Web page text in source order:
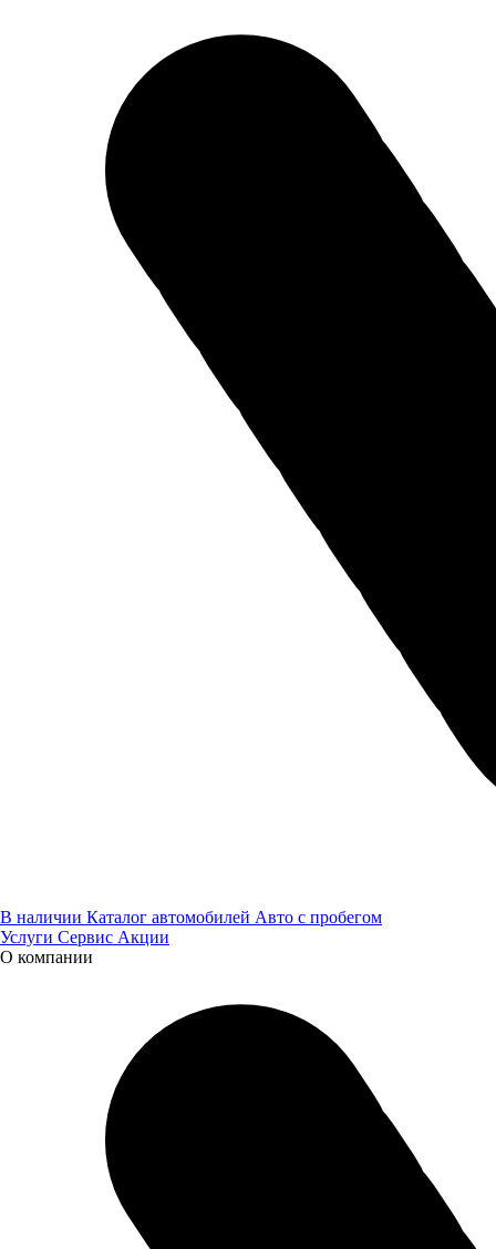
В наличии Каталог автомобилей Авто с пробегом
Услуги Сервис Акции
О компании
Фото наших складов и магазинов запчастей